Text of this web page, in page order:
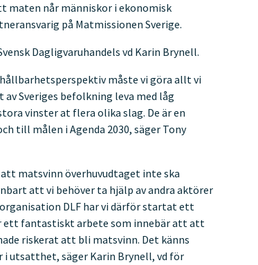
når människor i ekonomisk
på Matmissionen Sverige.
Dagligvaruhandels vd Karin Brynell.
måste vi göra allt vi
av Sveriges befolkning leva med låg
ra vinster at flera olika slag. De är en
till målen i Agenda 2030, säger Tony
matsvinn överhuvudtaget inte ska
att vi behöver ta hjälp av andra aktörer
DLF har vi därför startat ett
ett fantastiskt arbete som innebär att att
riskerat att bli matsvinn. Det känns
utsatthet, säger Karin Brynell, vd för